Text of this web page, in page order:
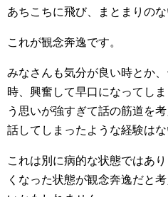
あちこちに飛び、まとまりのな
これが観念奔逸です。
みなさんも気分が良い時とか
時、興奮して早口になってし
う思いが強すぎて話の筋道を
話してしまったような経験はな
これは別に病的な状態ではあ
くなった状態が観念奔逸だと